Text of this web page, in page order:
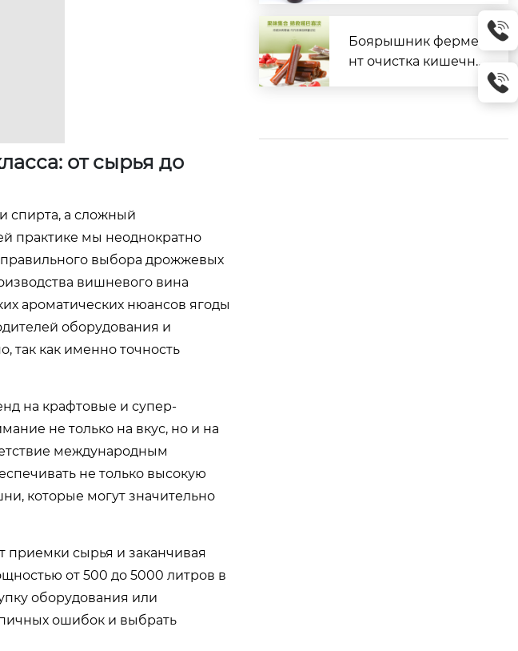
от сырья до
спирта, а сложный
практике мы неоднократно
выбора дрожжевых
вишневого вина
ароматических нюансов ягоды
оборудования и
так как именно точность
на крафтовые и супер-
не только на вкус, но и на
международным
не только высокую
которые могут значительно
приемки сырья и заканчивая
от 500 до 5000 литров в
оборудования или
ошибок и выбрать
Боярышник ферме
нт очистка кишечни